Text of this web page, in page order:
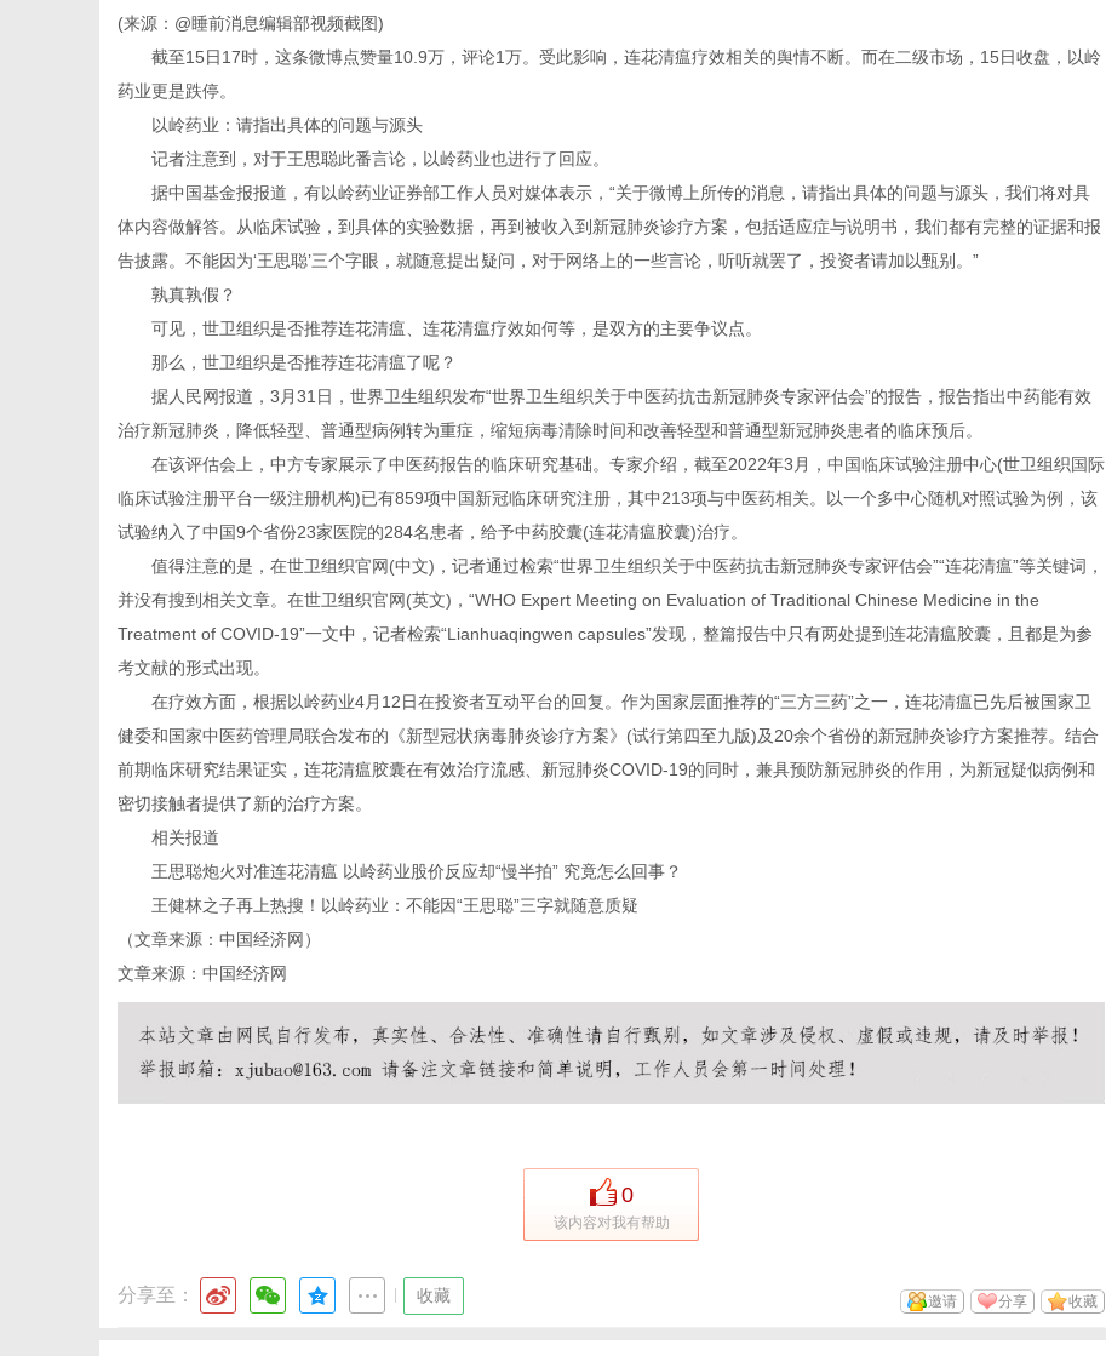
(来源：@睡前消息编辑部视频截图)
截至15日17时，这条微博点赞量10.9万，评论1万。受此影响，连花清瘟疗效相关的舆情不断。而在二级市场，15日收盘，以岭
药业更是跌停。
以岭药业：请指出具体的问题与源头
记者注意到，对于王思聪此番言论，以岭药业也进行了回应。
据中国基金报报道，有以岭药业证券部工作人员对媒体表示，“关于微博上所传的消息，请指出具体的问题与源头，我们将对具
体内容做解答。从临床试验，到具体的实验数据，再到被收入到新冠肺炎诊疗方案，包括适应症与说明书，我们都有完整的证据和报
告披露。不能因为‘王思聪’三个字眼，就随意提出疑问，对于网络上的一些言论，听听就罢了，投资者请加以甄别。”
孰真孰假？
可见，世卫组织是否推荐连花清瘟、连花清瘟疗效如何等，是双方的主要争议点。
那么，世卫组织是否推荐连花清瘟了呢？
据人民网报道，3月31日，世界卫生组织发布“世界卫生组织关于中医药抗击新冠肺炎专家评估会”的报告，报告指出中药能有效
治疗新冠肺炎，降低轻型、普通型病例转为重症，缩短病毒清除时间和改善轻型和普通型新冠肺炎患者的临床预后。
在该评估会上，中方专家展示了中医药报告的临床研究基础。专家介绍，截至2022年3月，中国临床试验注册中心(世卫组织国际
临床试验注册平台一级注册机构)已有859项中国新冠临床研究注册，其中213项与中医药相关。以一个多中心随机对照试验为例，该
试验纳入了中国9个省份23家医院的284名患者，给予中药胶囊(连花清瘟胶囊)治疗。
值得注意的是，在世卫组织官网(中文)，记者通过检索“世界卫生组织关于中医药抗击新冠肺炎专家评估会”“连花清瘟”等关键词，
并没有搜到相关文章。在世卫组织官网(英文)，“WHO Expert Meeting on Evaluation of Traditional Chinese Medicine in the
Treatment of COVID-19”一文中，记者检索“Lianhuaqingwen capsules”发现，整篇报告中只有两处提到连花清瘟胶囊，且都是为参
考文献的形式出现。
在疗效方面，根据以岭药业4月12日在投资者互动平台的回复。作为国家层面推荐的“三方三药”之一，连花清瘟已先后被国家卫
健委和国家中医药管理局联合发布的《新型冠状病毒肺炎诊疗方案》(试行第四至九版)及20余个省份的新冠肺炎诊疗方案推荐。结合
前期临床研究结果证实，连花清瘟胶囊在有效治疗流感、新冠肺炎COVID-19的同时，兼具预防新冠肺炎的作用，为新冠疑似病例和
密切接触者提供了新的治疗方案。
相关报道
王思聪炮火对准连花清瘟 以岭药业股价反应却“慢半拍” 究竟怎么回事？
王健林之子再上热搜！以岭药业：不能因“王思聪”三字就随意质疑
（文章来源：中国经济网）
文章来源：中国经济网
0
该内容对我有帮助
分享至： 收藏 收藏
分享
邀请